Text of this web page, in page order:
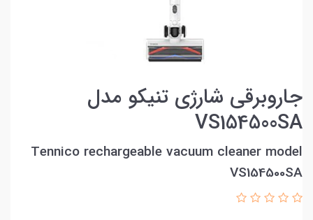
جاروبرقی شارژی تنیکو مدل
VS154500SA
Tennico rechargeable vacuum cleaner model
VS154500SA